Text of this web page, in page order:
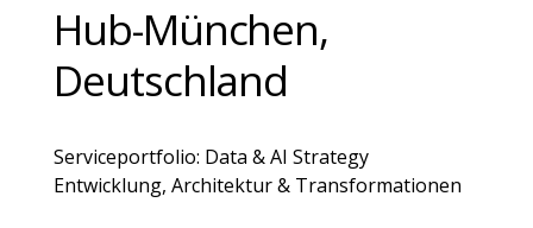
Hub-München,
Deutschland
Serviceportfolio: Data & AI Strategy
Entwicklung, Architektur & Transformationen